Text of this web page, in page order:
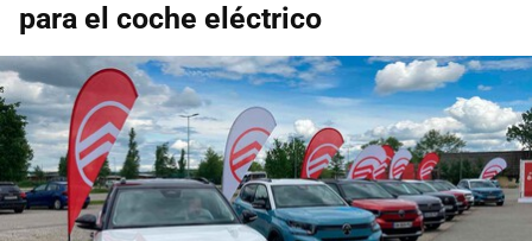
para el coche eléctrico